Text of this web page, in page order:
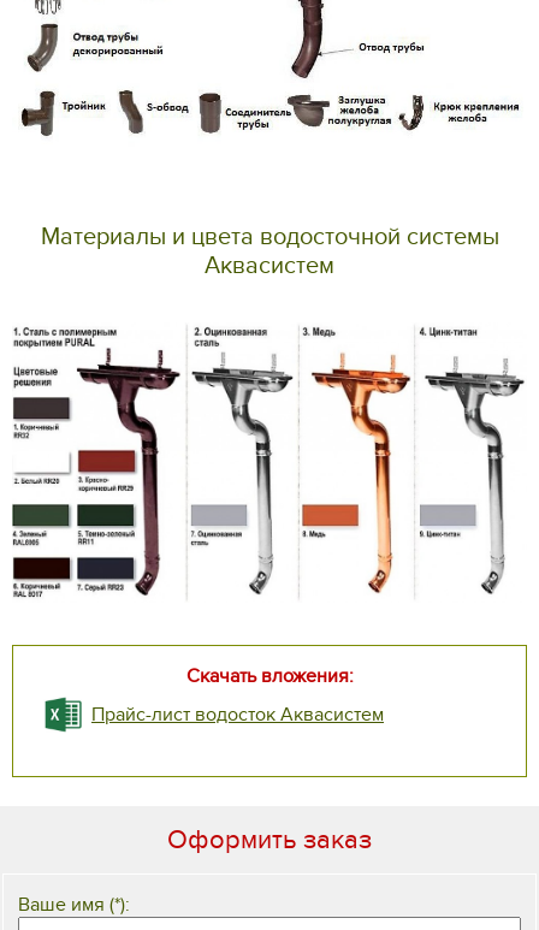
Материалы и цвета водосточной системы
Аквасистем
Скачать вложения:
Прайс-лист водосток Аквасистем
Оформить заказ
Ваше имя (*):